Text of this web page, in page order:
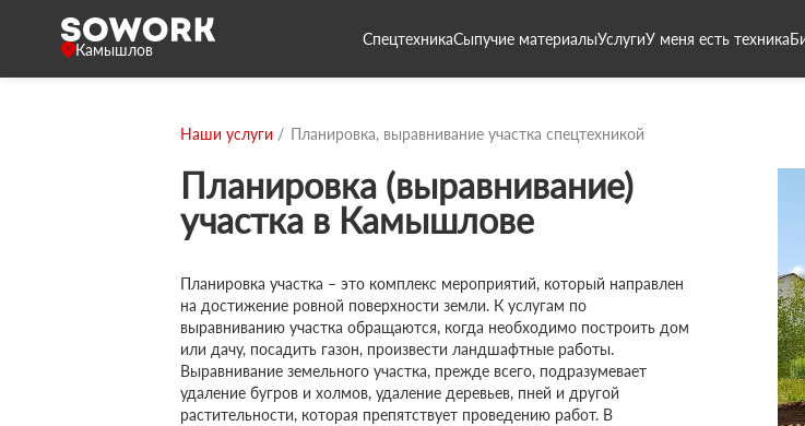
Камышлов
СпецтехникаСыпучие материалыУслугиУ меня есть техника
Наши услуги Планировка, выравнивание участка спецтехникой
Планировка (выравнивание)
участка в Камышлове
Планировка участка – это комплекс мероприятий, который направлен
на достижение ровной поверхности земли. К услугам по
выравниванию участка обращаются, когда необходимо построить дом
или дачу, посадить газон, произвести ландшафтные работы.
Выравнивание земельного участка, прежде всего, подразумевает
удаление бугров и холмов, удаление деревьев, пней и другой
растительности, которая препятствует проведению работ. В